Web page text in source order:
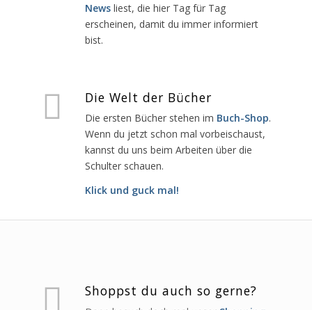
News liest, die hier Tag für Tag
erscheinen, damit du immer informiert
bist.
Die Welt der Bücher
Die ersten Bücher stehen im Buch-Shop.
Wenn du jetzt schon mal vorbeischaust,
kannst du uns beim Arbeiten über die
Schulter schauen.
Klick und guck mal!
Shoppst du auch so gerne?